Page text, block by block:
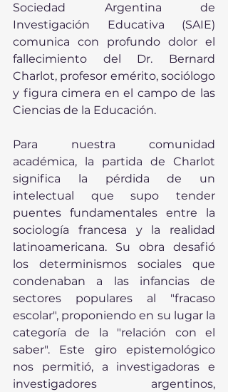
Sociedad Argentina de
Investigación Educativa (SAIE)
comunica con profundo dolor el
fallecimiento del Dr. Bernard
Charlot, profesor emérito, sociólogo
y figura cimera en el campo de las
Ciencias de la Educación.
Para nuestra comunidad
académica, la partida de Charlot
significa la pérdida de un
intelectual que supo tender
puentes fundamentales entre la
sociología francesa y la realidad
latinoamericana. Su obra desafió
los determinismos sociales que
condenaban a las infancias de
sectores populares al "fracaso
escolar", proponiendo en su lugar la
categoría de la "relación con el
saber". Este giro epistemológico
nos permitió, a investigadoras e
investigadores argentinos,